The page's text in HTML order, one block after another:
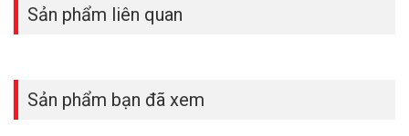
Sản phẩm liên quan
Sản phẩm bạn đã xem